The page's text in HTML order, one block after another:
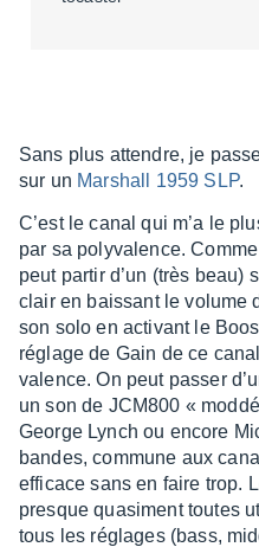
Sans plus attendre, je
sur un Marshall 1959 SLP.
C’est le canal qui m’a le
par sa poly­va­lence.
peut partir d’un (très beau)
clair en bais­sant le volume
son solo en acti­vant le
réglage de Gain de ce
va­lence. On peut passer
un son de JCM800 «
George Lynch ou encore
bandes, commune aux
effi­cace sans en faire trop.
presque quasi­ment toutes
tous les réglages (bass,